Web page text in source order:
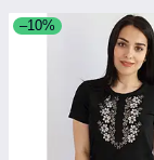
–10%